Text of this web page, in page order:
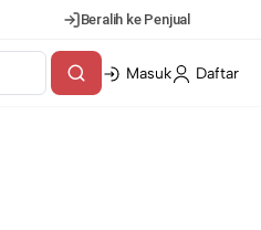
Beralih ke Penjual
Masuk Daftar